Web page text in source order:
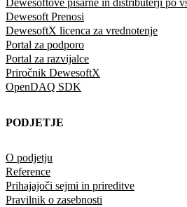
Dewesoft Prenosi
DewesoftX licenca za vrednotenje
Portal za podporo
Portal za razvijalce
Priročnik DewesoftX
OpenDAQ SDK
PODJETJE
O podjetju
Reference
Prihajajoči sejmi in prireditve
Pravilnik o zasebnosti